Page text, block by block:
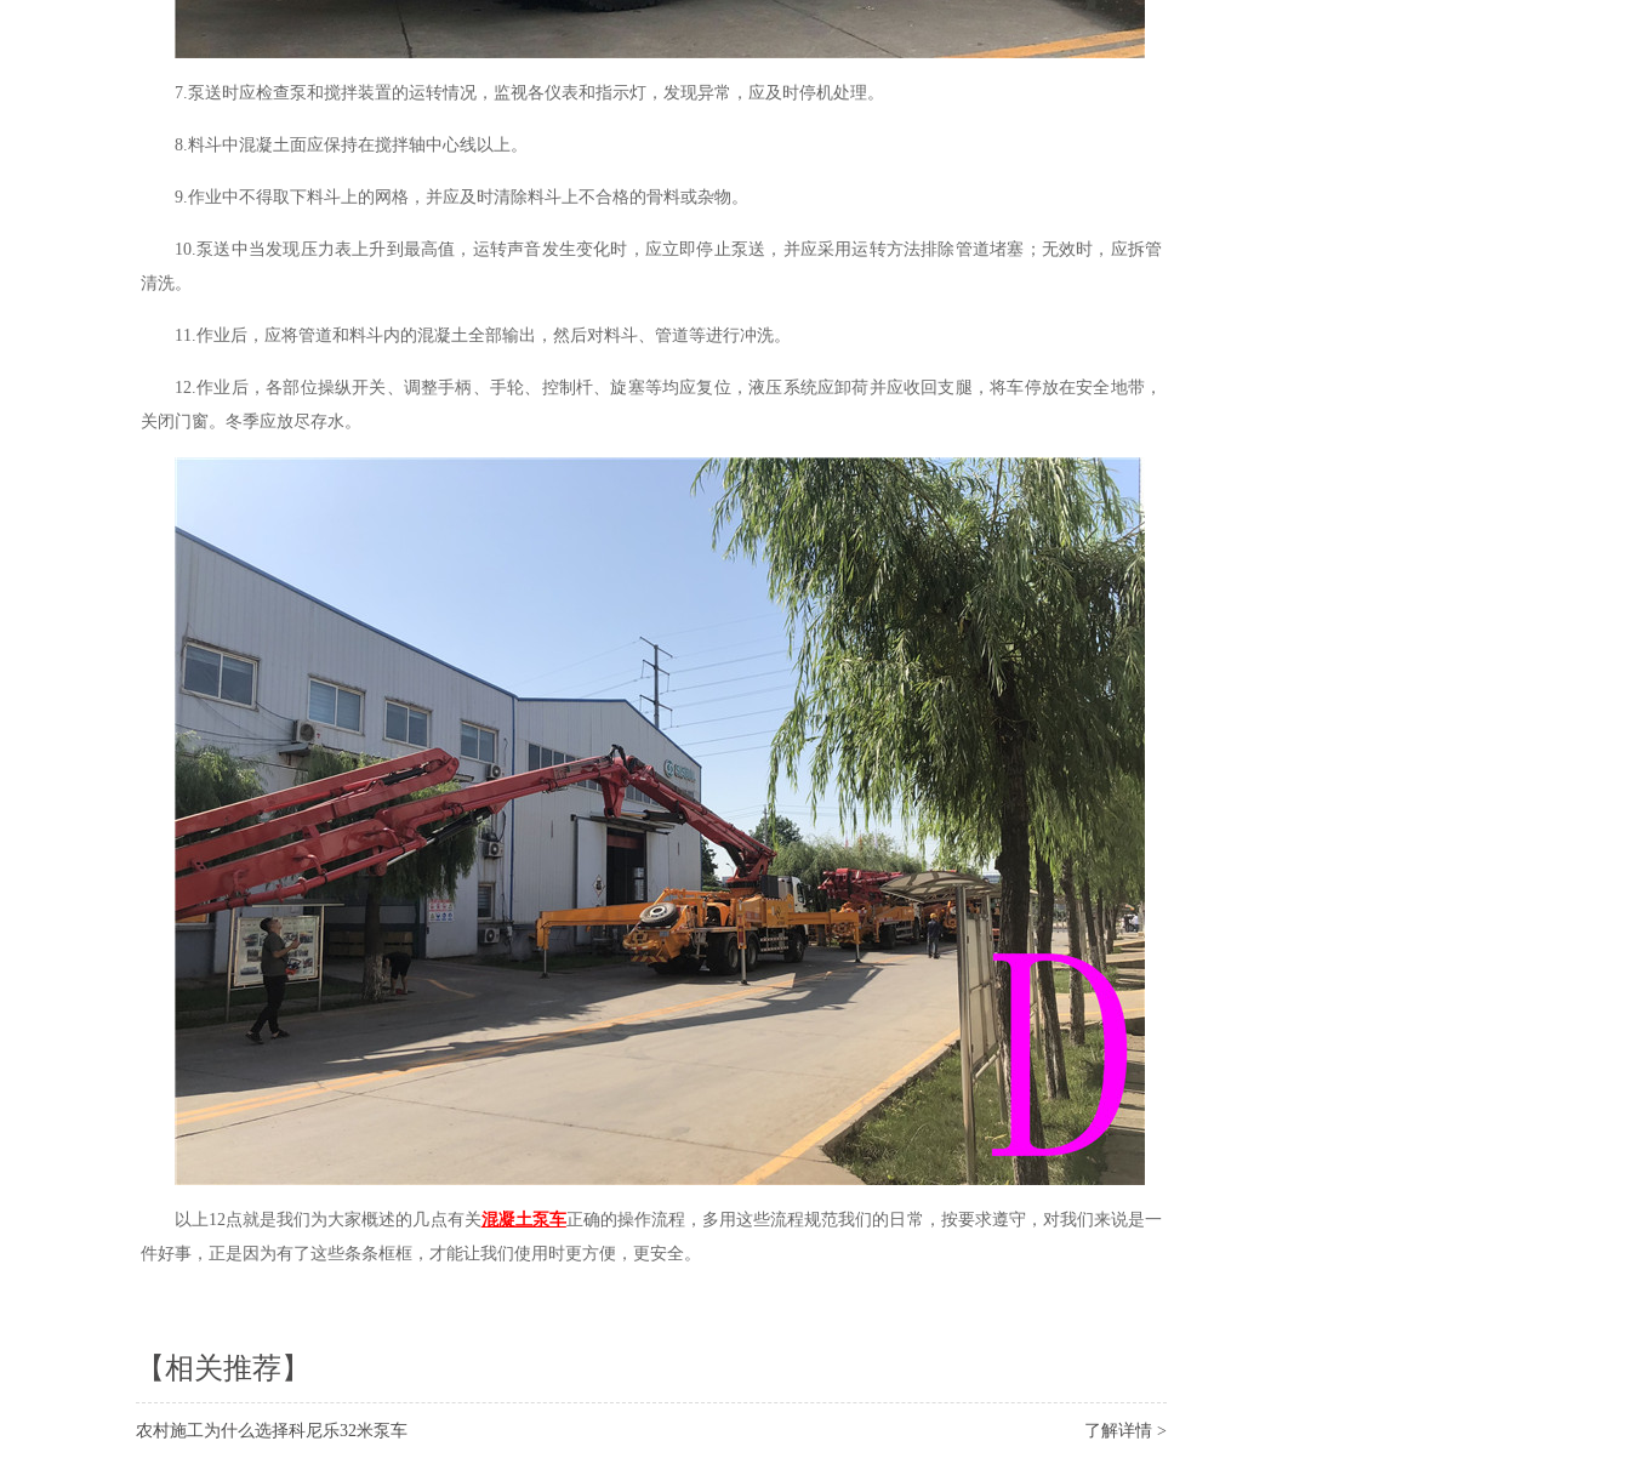
7.泵送时应检查泵和搅拌装置的运转情况 ， 监视各仪表和指示灯 ， 发现异常 ， 应及时停机处理。
8.料斗中混凝土面应保持在搅拌轴中心线以上。
9.作业中不得取下料斗上的网格，并应及时清除料斗上不合格的骨料或杂物。
10.泵送中当发现压力表上升到最高值 ， 运转声音发生变化时 ， 应立即停止泵送 ， 并应采用运转方法排除管道堵塞 ； 无效时 ， 应拆管
清洗。
11.作业后 ， 应将管道和料斗内的混凝土全部输出 ， 然后对料斗、管道等进行冲洗。
12.作业后，各部位操纵开关、调整手柄、手轮、控制杄、旋塞等均应复位 ，液压系统应卸荷并应收回支腿 ，将车停放在安全地带 ，
关闭门窗。冬季应放尽存水。
以上12点就是我们为大家概述的几点有关混凝土泵车正确的操作流程，多用这些流程规范我们的日常，按要求遵守，对我们来说是一
件好事，正是因为有了这些条条框框，才能让我们使用时更方便，更安全。
【相关推荐】
了解详情 >
农村施工为什么选择科尼乐32米泵车